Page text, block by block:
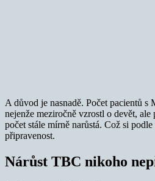
A důvod je nasnadě. Počet pacientů
nejenže meziročně vzrostl o devět,
počet stále mírně narůstá. Což si
připravenost.
Nárůst TBC nikoho